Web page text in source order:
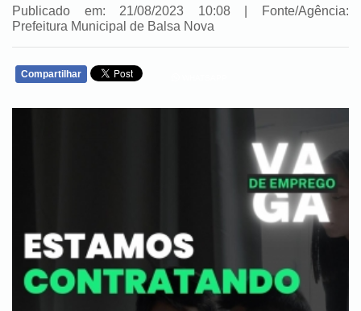
Publicado em: 21/08/2023 10:08 | Fonte/Agência:
Prefeitura Municipal de Balsa Nova
Compartilhar